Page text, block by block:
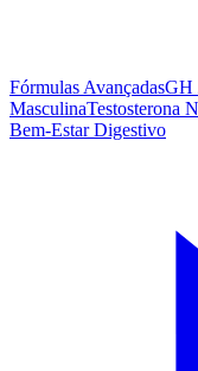
Fórmulas AvançadasGH
MasculinaTestosterona
Bem-Estar Digestivo